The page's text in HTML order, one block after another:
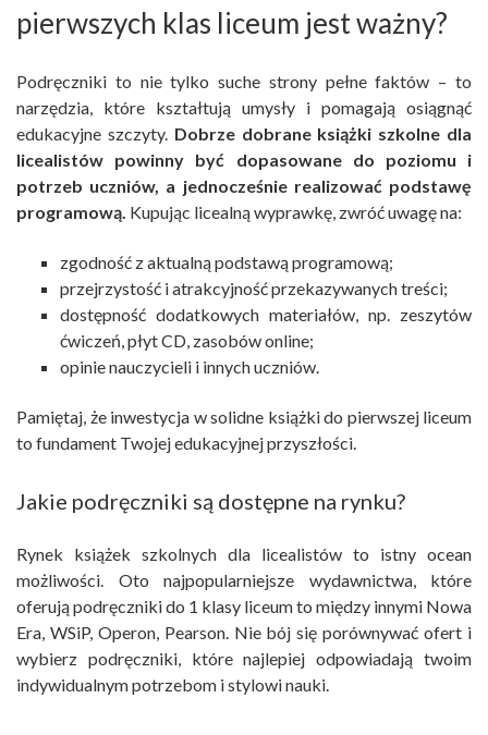
pierwszych klas liceum jest ważny?
Podręczniki to nie tylko suche strony pełne faktów – to
narzędzia, które kształtują umysły i pomagają osiągnąć
edukacyjne szczyty. Dobrze dobrane książki szkolne dla
licealistów powinny być dopasowane do poziomu i
potrzeb uczniów, a jednocześnie realizować podstawę
programową. Kupując licealną wyprawkę, zwróć uwagę na:
zgodność z aktualną podstawą programową;
przejrzystość i atrakcyjność przekazywanych treści;
dostępność dodatkowych materiałów, np. zeszytów
ćwiczeń, płyt CD, zasobów online;
opinie nauczycieli i innych uczniów.
Pamiętaj, że inwestycja w solidne książki do pierwszej liceum
to fundament Twojej edukacyjnej przyszłości.
Jakie podręczniki są dostępne na rynku?
Rynek książek szkolnych dla licealistów to istny ocean
możliwości. Oto najpopularniejsze wydawnictwa, które
oferują podręczniki do 1 klasy liceum to między innymi Nowa
Era, WSiP, Operon, Pearson. Nie bój się porównywać ofert i
wybierz podręczniki, które najlepiej odpowiadają twoim
indywidualnym potrzebom i stylowi nauki.